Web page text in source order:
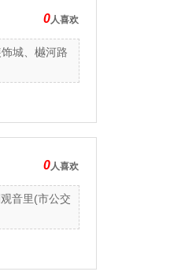
0人喜欢
城、樾河路
0人喜欢
音里(市公交